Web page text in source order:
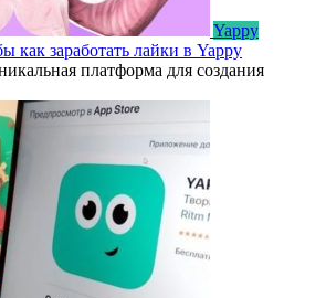
Yappy
как заработать лайки в Yappy
платформа для создания